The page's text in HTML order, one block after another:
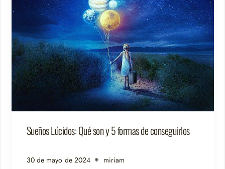
Sueños Lúcidos: Qué son y 5 formas de conseguirlos
30 de mayo de 2024 miriam